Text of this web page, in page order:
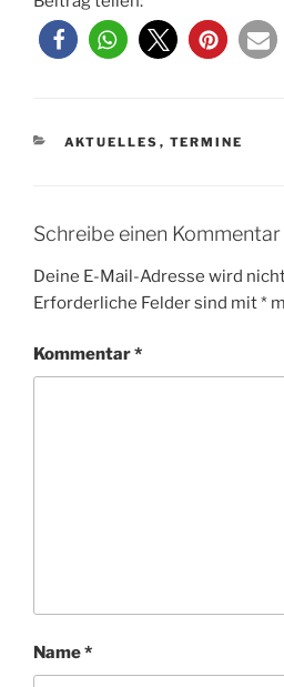
KATEGORIEN
AKTUELLES , TERMINE
Schreibe einen Kommentar
Deine E-Mail-Adresse wird
Erforderliche Felder sind mit*
Kommentar*
Name*